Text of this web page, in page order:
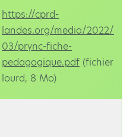
https://cprd-
landes.org/media/2022/
03/prync-fiche-
pedagogique.pdf (fichier
lourd, 8 Mo)